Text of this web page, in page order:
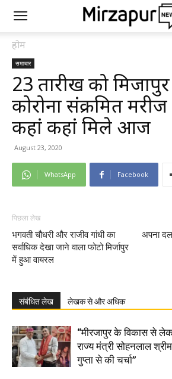
होम
समाचार
23 तारीख को
कोरोना संक्रमित
कहां कहां मिले आज
August 23, 2020
WhatsApp Facebook
पिछला लेख
भगवती चौधरी और राजीव गांधी का
सर्वाधिक देखा जाने वाला फोटो मिर्जापुर
में हुआ वायरल
अपना
संबंधित लेख लेखक से और अधिक
“मीरजापुर के विकास से
राज्य मंत्री सोहनलाल
गुप्ता से की चर्चा”